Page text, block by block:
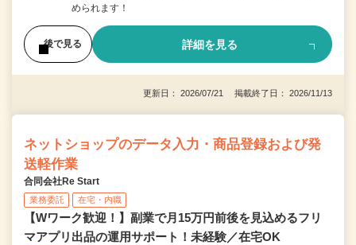
められます！
後で見る 詳細を見る
更新日： 2026/07/21 掲載終了日： 2026/11/13
ネットショップのデータ入力・商品登録および発
送軽作業
合同会社Re Start
業務委託 在宅・内職
【Wワーク歓迎！】副業で月15万円前後を見込めるフリ
マアプリ出品の運用サポート！未経験／在宅OK